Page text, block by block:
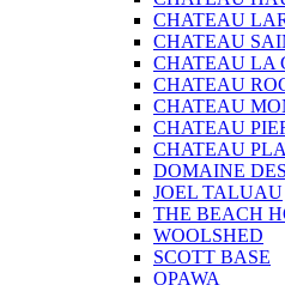
CHATEAU
CHATEAU
CHATEAU LA
CHATEAU
CHATEAU
CHATEAU
CHATEAU
DOMAINE
JOEL TALUAU
THE BEACH
WOOLSHED
SCOTT BASE
OPAWA